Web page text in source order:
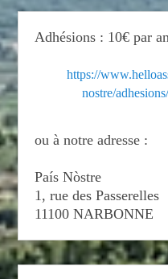
Adhésions : 10€ par
https://
nostre/
ou à notre adresse :
País Nòstre
1, rue des Passerelles
11100 NARBONNE